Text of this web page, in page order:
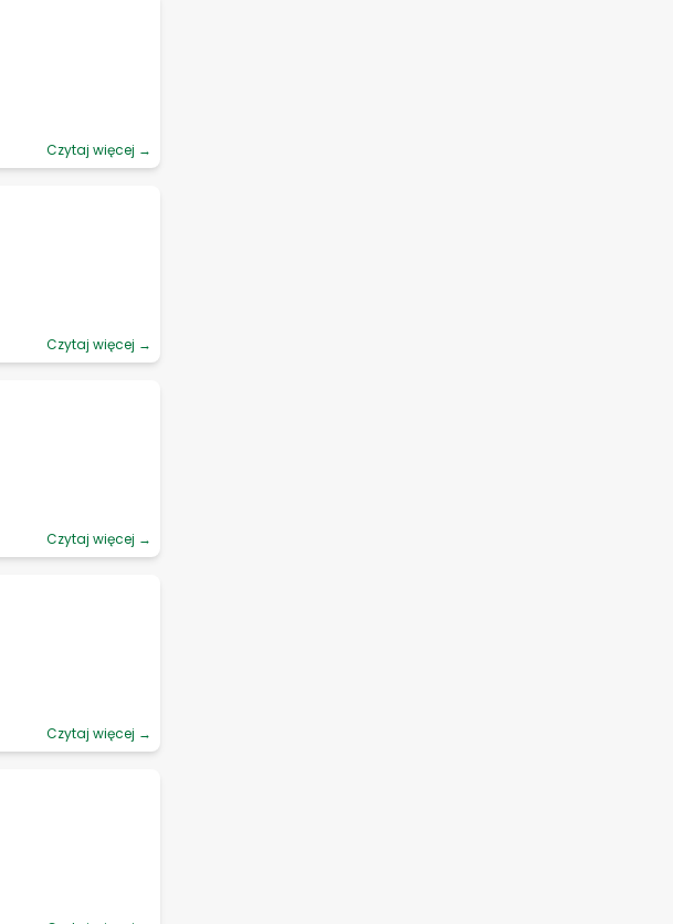
Czytaj więcej →
Czytaj więcej →
Czytaj więcej →
Czytaj więcej →